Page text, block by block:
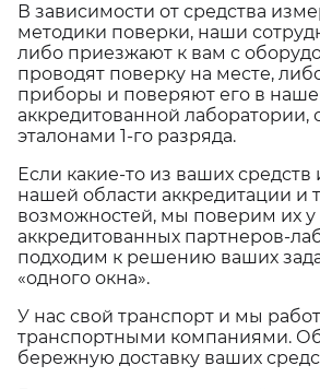
В зависимости от средства
методики поверки, наши
либо приезжают к вам с
проводят поверку на месте,
приборы и поверяют его в
аккредитованной
эталонами 1-го разряда.
Если какие-то из ваших
нашей области аккредитации и
возможностей, мы поверим их
аккредитованных партнеров-
подходим к решению ваших
«одного окна».
У нас свой транспорт и мы
транспортными компаниями.
бережную доставку ваших